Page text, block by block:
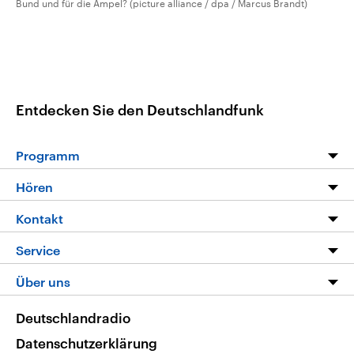
Bund und für die Ampel? (picture alliance / dpa / Marcus Brandt)
Entdecken Sie den Deutschlandfunk
Programm
Programm
Die Nachrichten
Nachrichtenleicht
Neue Beiträge auf dlf.de
Hören
Livestream
Podcasts
Deutschlandfunk App
Nachrichten App
Frequenzen
Kontakt
Hörerservice
Service
FAQ
Veranstaltungen
Über uns
Deutschlandradio
Datenschutzerklärung